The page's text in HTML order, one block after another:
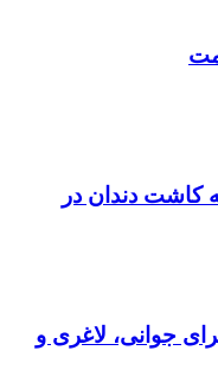
در دبی 2026 | هزینه کاشت دندان در
جوانی، لاغری و